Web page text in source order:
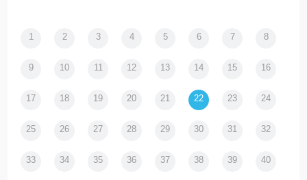
1 2 3 4 5 6 7 8
9 10 11 12 13 14 15 16
17 18 19 20 21 22 23 24
25 26 27 28 29 30 31 32
33 34 35 36 37 38 39 40